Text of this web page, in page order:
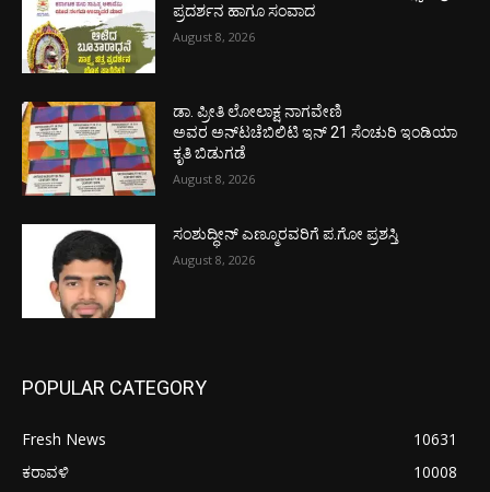
ಪ್ರದರ್ಶನ ಹಾಗೂ ಸಂವಾದ
August 8, 2026
ಡಾ. ಪ್ರೀತಿ ಲೋಲಾಕ್ಷ ನಾಗವೇಣಿ
ಅವರ ಅನ್‌ಟಚೆಬಿಲಿಟಿ ಇನ್ 21 ಸೆಂಚುರಿ ಇಂಡಿಯಾ
ಕೃತಿ ಬಿಡುಗಡೆ
August 8, 2026
ಸಂಶುದ್ಧೀನ್ ಎಣ್ಮೂರವರಿಗೆ ಪ.ಗೋ ಪ್ರಶಸ್ತಿ
August 8, 2026
POPULAR CATEGORY
Fresh News
10631
ಕರಾವಳಿ
10008